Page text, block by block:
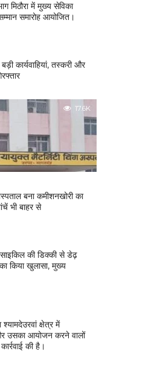
मिठौरा में मुख्य सेविका
समारोह आयोजित।
कार्यवाहियां, तस्करी और
17.6K
बना कमीशनखोरी का
भी बाहर से
की डिक्की से डेढ़
किया खुलासा, मुख्य
क्षेत्र में
उसका आयोजन करने वालों
की है।